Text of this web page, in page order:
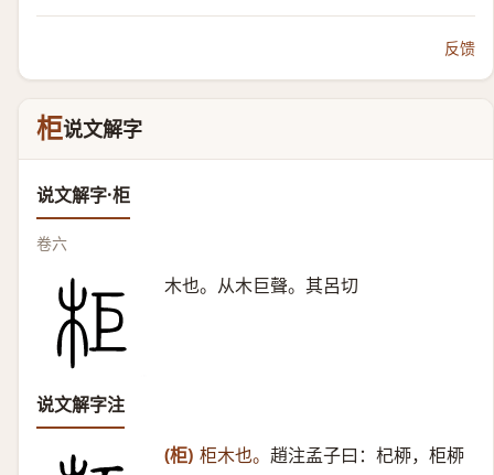
反馈
柜说文解字
说文解字·柜
卷六
木也。从木巨聲。其呂切
说文解字注
(柜) 柜木也。 趙注孟子曰：杞桺，柜桺